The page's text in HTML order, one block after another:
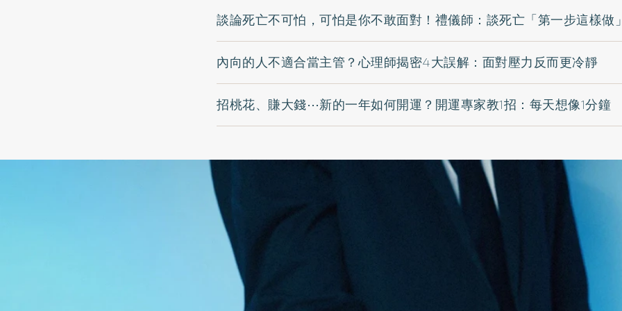
談論死亡不可怕，可怕是你不敢面對！禮儀師：談死亡「第一步這樣做
內向的人不適合當主管？心理師揭密4大誤解：面對壓力反而更冷靜
招桃花、賺大錢⋯新的一年如何開運？開運專家教1招：每天想像1分鐘